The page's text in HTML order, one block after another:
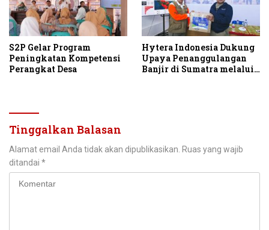
S2P Gelar Program
Peningkatan Kompetensi
Perangkat Desa
Hytera Indonesia Dukung
Upaya Penanggulangan
Banjir di Sumatra melalui
Tinggalkan Balasan
Alamat email Anda tidak akan dipublikasikan. Ruas yang wajib
ditandai *